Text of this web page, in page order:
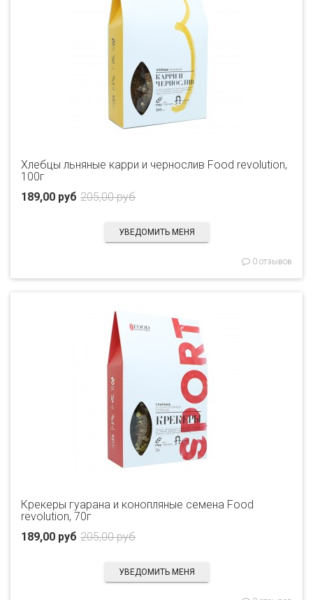
Хлебцы льняные карри и чернослив Food revolution,
100г
205,00 руб
189,00 руб
УВЕДОМИТЬ МЕНЯ
0 отзывов
Крекеры гуарана и конопляные семена Food
revolution, 70г
205,00 руб
189,00 руб
УВЕДОМИТЬ МЕНЯ